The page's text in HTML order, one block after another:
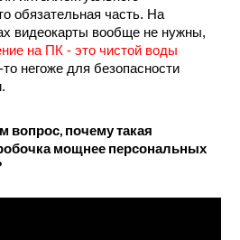
обязательная часть. На
видеокарты вообще не нужны,
на ПК - это чистой воды
то негоже для безопасности
вопрос, почему такая
мощнее персональных